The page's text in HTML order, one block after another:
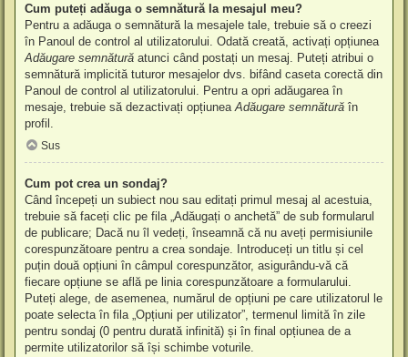
Cum puteți adăuga o semnătură la mesajul meu?
Pentru a adăuga o semnătură la mesajele tale, trebuie să o creezi
în Panoul de control al utilizatorului. Odată creată, activați opțiunea
Adăugare semnătură atunci când postați un mesaj. Puteți atribui o
semnătură implicită tuturor mesajelor dvs. bifând caseta corectă din
Panoul de control al utilizatorului. Pentru a opri adăugarea în
mesaje, trebuie să dezactivați opțiunea Adăugare semnătură în
profil.
Sus
Cum pot crea un sondaj?
Când începeți un subiect nou sau editați primul mesaj al acestuia,
trebuie să faceți clic pe fila „Adăugați o anchetă” de sub formularul
de publicare; Dacă nu îl vedeți, înseamnă că nu aveți permisiunile
corespunzătoare pentru a crea sondaje. Introduceți un titlu și cel
puțin două opțiuni în câmpul corespunzător, asigurându-vă că
fiecare opțiune se află pe linia corespunzătoare a formularului.
Puteți alege, de asemenea, numărul de opțiuni pe care utilizatorul le
poate selecta în fila „Opțiuni per utilizator”, termenul limită în zile
pentru sondaj (0 pentru durată infinită) și în final opțiunea de a
permite utilizatorilor să își schimbe voturile.